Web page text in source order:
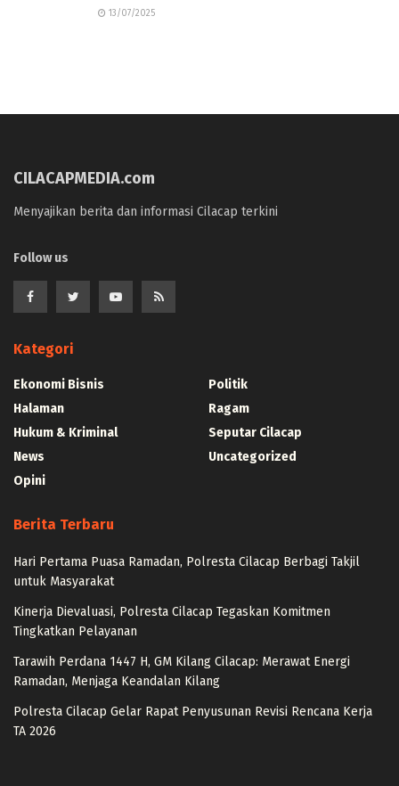
13/07/2025
CILACAPMEDIA.com
Menyajikan berita dan informasi Cilacap terkini
Follow us
Kategori
Ekonomi Bisnis
Halaman
Hukum & Kriminal
News
Opini
Politik
Ragam
Seputar Cilacap
Uncategorized
Berita Terbaru
Hari Pertama Puasa Ramadan, Polresta Cilacap Berbagi Takjil
untuk Masyarakat
Kinerja Dievaluasi, Polresta Cilacap Tegaskan Komitmen
Tingkatkan Pelayanan
Tarawih Perdana 1447 H, GM Kilang Cilacap: Merawat Energi
Ramadan, Menjaga Keandalan Kilang
Polresta Cilacap Gelar Rapat Penyusunan Revisi Rencana Kerja
TA 2026